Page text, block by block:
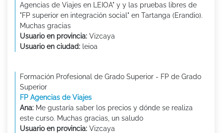
Agencias de Viajes en LEIOA" y y las pruebas libres de
"FP superior en integración social" en Tartanga (Erandio).
Muchas gracias
Usuario en provincia: Vizcaya
Usuario en ciudad: leioa
Formación Profesional de Grado Superior - FP de Grado
Superior
FP Agencias de Viajes
Ana: Me gustaría saber los precios y dónde se realiza
este curso. Muchas gracias, un saludo
Usuario en provincia: Vizcaya